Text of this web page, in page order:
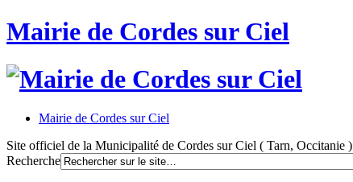
Mairie de Cordes sur Ciel
Mairie de Cordes sur Ciel
Site officiel de la Municipalité de Cordes sur Ciel ( Tarn, Occitanie )
Recherche